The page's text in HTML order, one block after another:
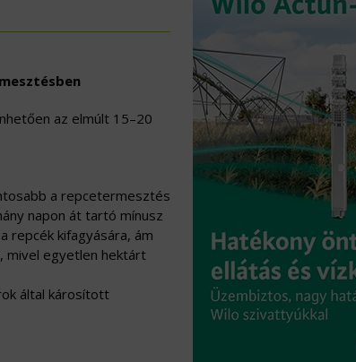
az elmúlt 15–20
a repcetermesztés
napon át tartó mínusz
repcék kifagyására, ám
mivel egyetlen hektárt
által károsított